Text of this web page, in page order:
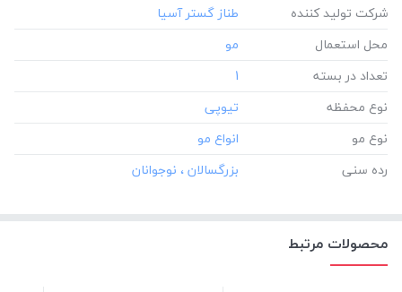
شرکت تولید کننده
محل استعمال
تعداد در بسته
‎1
نوع محفظه
نوع مو
رده سنی
محصولات مرتبط